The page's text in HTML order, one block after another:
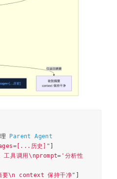
Parent
Agent
历史]" ]
具调用\nprompt='分析性
要\n context 保持干净" ]